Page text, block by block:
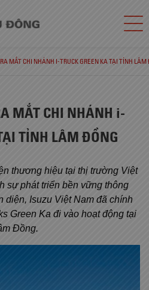
MẮT CHI NHÁNH I-TRUCK GREEN KA TẠI TỈNH LÂM
MẮT CHI NHÁNH i-
TỈNH LÂM ĐỒNG
thương hiệu tại thị trường Việt
sự phát triển bền vững thông
diện, Isuzu Việt Nam đã chính
Green Ka đi vào hoạt động tại
Đồng.